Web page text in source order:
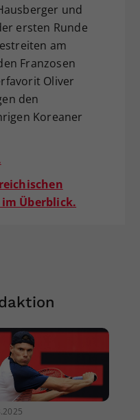
und
ersten Runde
am
Franzosen
Oliver
den
Koreaner
Überblick.